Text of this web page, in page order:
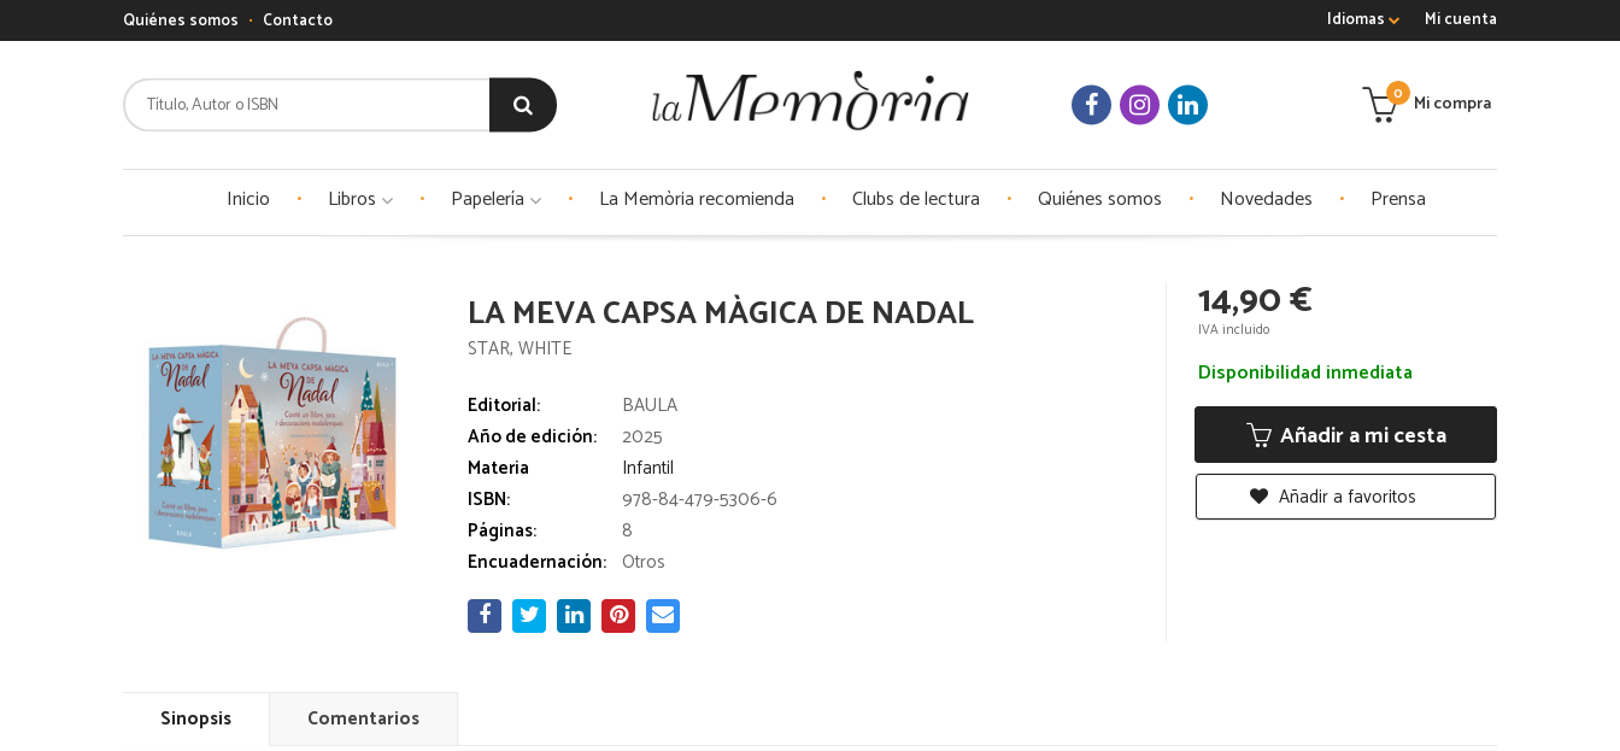
Mi cuenta
Idiomas
Quiénes somos Contacto
Mi compra
0
Inicio Libros Papelería La Memòria recomienda Clubs de lectura Quiénes somos Novedades Prensa
LA MEVA CAPSA MÀGICA DE NADAL
STAR, WHITE
Editorial:
BAULA
Año de edición:
2025
Materia
Infantil
ISBN:
978-84-479-5306-6
Páginas:
8
Encuadernación: Otros
14,90 €
IVA incluido
Disponibilidad inmediata
Añadir a mi cesta
Añadir a favoritos
Sinopsis Comentarios